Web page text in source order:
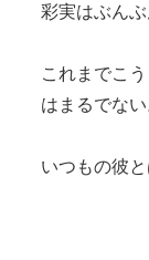
彩実はぶん
これまでこ
はまるでない
いつもの彼